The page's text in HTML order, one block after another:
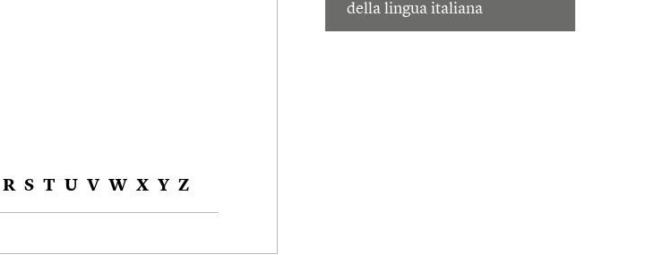
della lingua italiana
R S T U V W X Y Z